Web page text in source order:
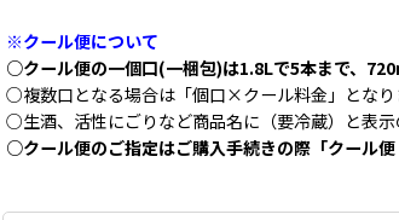
※クール便について
○クール便の一個口(一梱包)は1.8Lで5本まで、
○複数口となる場合は「個口×クール料金」となり
○生酒、活性にごりなど商品名に（要冷蔵）と表
○クール便のご指定はご購入手続きの際「クール